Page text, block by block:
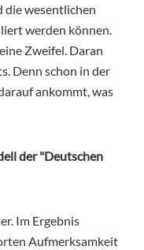
die wesentlichen
werden können.
Zweifel. Daran
Denn schon in der
ankommt, was
der "Deutschen
Im Ergebnis
Aufmerksamkeit